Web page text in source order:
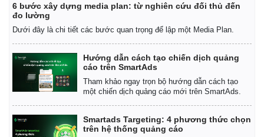
6 bước xây dựng media plan: từ nghiên cứu đối thủ đến
đo lường
Dưới đây là chi tiết các bước quan trọng để lập một Media Plan.
Hướng dẫn cách tạo chiến dịch quảng
cáo trên SmartAds
Tham khảo ngay trọn bộ hướng dẫn cách tạo
một chiến dịch quảng cáo mới trên SmartAds.
Smartads Targeting: 4 phương thức chọn
trên hệ thống quảng cáo